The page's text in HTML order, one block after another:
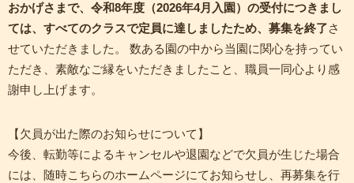
おかげさまで、令和8年度（2026年4月入園）の受付につきまし
ては、すべてのクラスで定員に達しましたため、募集を終了さ
せていただきました。 数ある園の中から当園に関心を持ってい
ただき、素敵なご縁をいただきましたこと、職員一同心より感
謝申し上げます。
【欠員が出た際のお知らせについて】
今後、転勤等によるキャンセルや退園などで欠員が生じた場合
には、随時こちらのホームページにてお知らせし、再募集を行